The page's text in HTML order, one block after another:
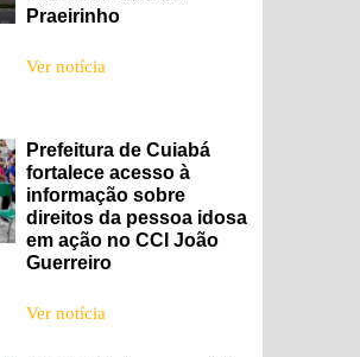
Praeirinho
Ver notícia
Prefeitura de Cuiabá
fortalece acesso à
informação sobre
direitos da pessoa idosa
em ação no CCI João
Guerreiro
Ver notícia